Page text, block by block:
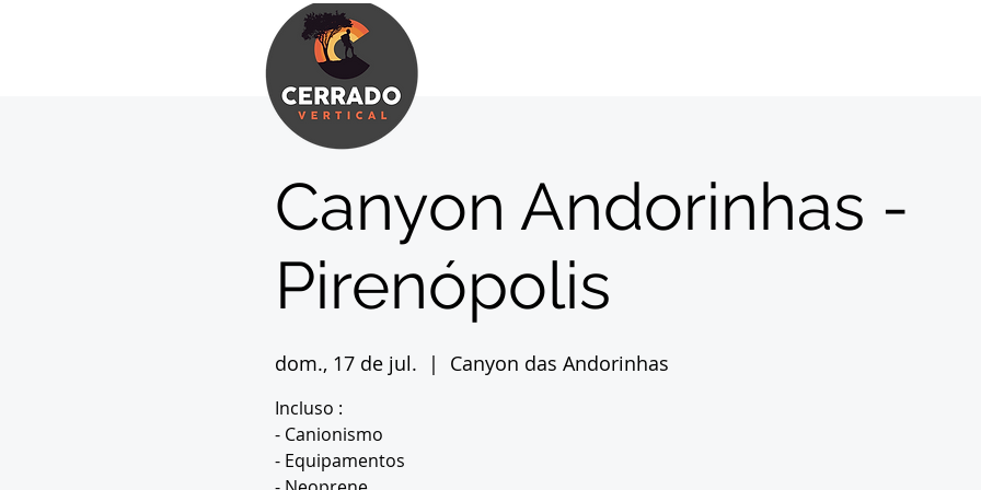
Canyon Andorinhas -
Pirenópolis
dom., 17 de jul.
  |
Canyon das Andorinhas
Incluso :
- Canionismo
- Equipamentos